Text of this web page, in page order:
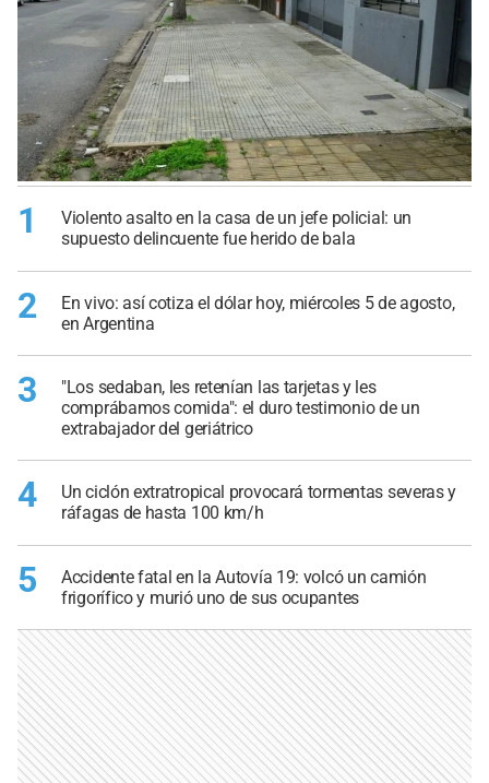
1
Violento asalto en la casa de un jefe policial: un
supuesto delincuente fue herido de bala
2
En vivo: así cotiza el dólar hoy, miércoles 5 de agosto,
en Argentina
3
"Los sedaban, les retenían las tarjetas y les
comprábamos comida": el duro testimonio de un
extrabajador del geriátrico
4
Un ciclón extratropical provocará tormentas severas y
ráfagas de hasta 100 km/h
5
Accidente fatal en la Autovía 19: volcó un camión
frigorífico y murió uno de sus ocupantes